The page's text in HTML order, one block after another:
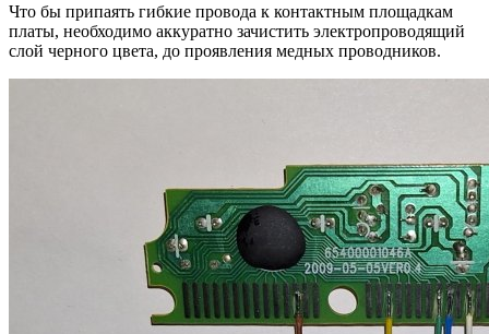
Что бы припаять гибкие провода к контактным площадкам
платы, необходимо аккуратно зачистить электропроводящий
слой черного цвета, до проявления медных проводников.